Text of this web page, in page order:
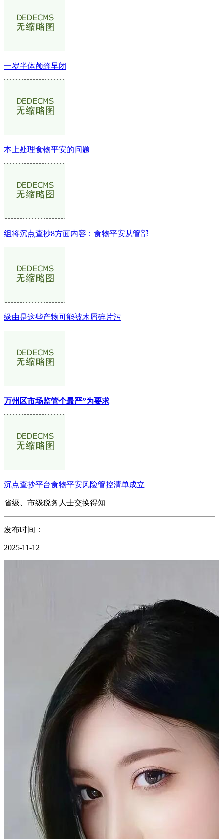
一岁半体颅缝早闭
本上处理食物平安的问题
组将沉点查抄8方面内容：食物平安从管部
缘由是这些产物可能被木屑碎片污
万州区市场监管个最严”为要求
沉点查抄平台食物平安风险管控清单成立
省级、市级税务人士交换得知
发布时间：
2025-11-12